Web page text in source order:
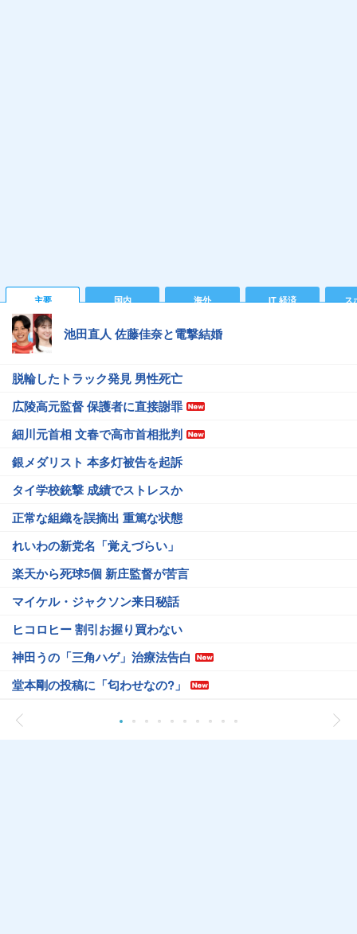
主要 国内 海外 IT 経済 ス
池田直人 佐藤佳奈と電撃結婚
脱輪したトラック発見 男性死亡
広陵高元監督 保護者に直接謝罪
細川元首相 文春で高市首相批判
銀メダリスト 本多灯被告を起訴
タイ学校銃撃 成績でストレスか
正常な組織を誤摘出 重篤な状態
れいわの新党名「覚えづらい」
楽天から死球5個 新庄監督が苦言
マイケル・ジャクソン来日秘話
ヒコロヒー 割引お握り買わない
神田うの「三角ハゲ」治療法告白
堂本剛の投稿に「匂わせなの?」